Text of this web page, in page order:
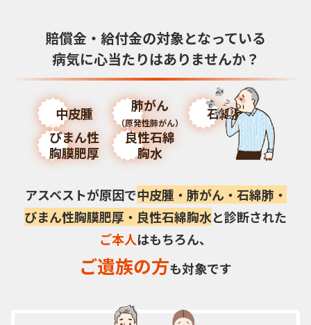
賠償金・給付金の対象となっている
病気に心当たりはありませんか？
中皮腫 肺がん
（原発性肺がん）
石綿肺
びまん性
胸膜肥厚
良性石綿
胸水
アスベストが原因で中皮腫・肺がん・石綿肺・
びまん性胸膜肥厚・良性石綿胸水と診断された
ご本人はもちろん、
ご遺族の方も対象です